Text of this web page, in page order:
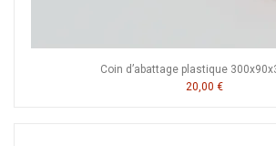
Coin d’abattage plastique
20,00 €